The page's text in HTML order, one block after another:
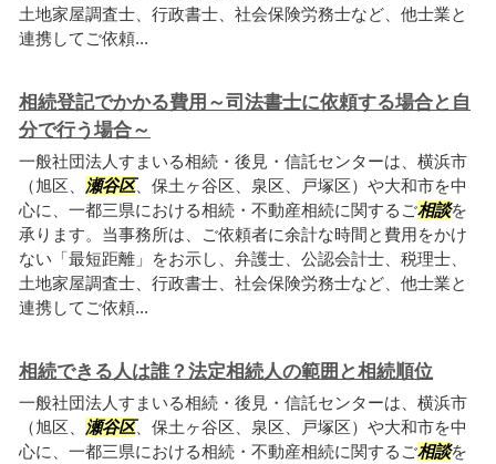
土地家屋調査士、行政書士、社会保険労務士など、他士業と
連携してご依頼...
相続登記でかかる費用～司法書士に依頼する場合と自
分で行う場合～
一般社団法人すまいる相続・後見・信託センターは、横浜市
（旭区、 瀬谷区、保土ヶ谷区、泉区、戸塚区）や大和市を中
心に、一都三県における相続・不動産相続に関するご相談を
承ります。当事務所は、ご依頼者に余計な時間と費用をかけ
ない「最短距離」をお示し、弁護士、公認会計士、税理士、
土地家屋調査士、行政書士、社会保険労務士など、他士業と
連携してご依頼...
相続できる人は誰？法定相続人の範囲と相続順位
一般社団法人すまいる相続・後見・信託センターは、横浜市
（旭区、 瀬谷区、保土ヶ谷区、泉区、戸塚区）や大和市を中
心に、一都三県における相続・不動産相続に関するご相談を